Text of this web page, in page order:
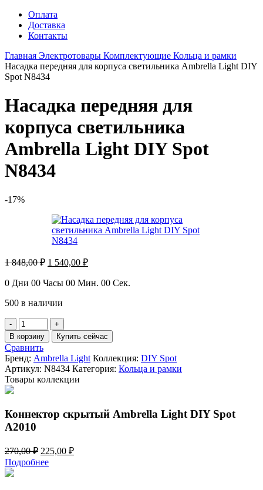
Оплата
Доставка
Контакты
Главная Электротовары Комплектующие Кольца и рамки
Насадка передняя для корпуса светильника Ambrella Light DIY
Spot N8434
Насадка передняя для
корпуса светильника
Ambrella Light DIY Spot
N8434
-17%
1 848,00₽ Первоначальная
составляла
848,00 ₽.
1 540,00 ₽Текущая
1
0 Дни 00 Часы 00 Мин. 00 Сек.
500 в наличии
Количество
товара
Насадка
передняя
для
корпуса
светильника
DIY
Spot
В корзину Купить сейчас
Сравнить
Бренд: Ambrella Light Коллекция: DIY Spot
Артикул: N8434 Категория: Кольца и рамки
Товары коллекции
Коннектор скрытый Ambrella Light DIY Spot
A2010
270,00₽ Первоначальная
цена
составляла
225,00 ₽Текущая
Подробнее